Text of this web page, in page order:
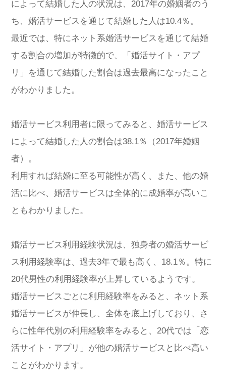
によって結婚した人の状況は、2017年の婚姻者のう
ち、婚活サービスを通じて結婚した人は10.4％。
最近では、特にネット系婚活サービスを通じて結婚
する割合の増加が特徴的で、「婚活サイト・アプ
リ」を通じて結婚した割合は過去最高になったこと
がわかりました。
婚活サービス利用者に限ってみると、婚活サービス
によって結婚した人の割合は38.1％（2017年婚姻
者）。
利用すれば結婚に至る可能性が高く、また、他の婚
活に比べ、婚活サービスは全体的に成婚率が高いこ
ともわかりました。
婚活サービス利用経験状況は、独身者の婚活サービ
ス利用経験率は、過去3年で最も高く、18.1％。特に
20代男性の利用経験率が上昇しているようです。
婚活サービスごとに利用経験率をみると、ネット系
婚活サービスが伸長し、全体を底上げしており、さ
らに性年代別の利用経験率をみると、20代では「恋
活サイト・アプリ」が他の婚活サービスと比べ高い
ことがわかります。